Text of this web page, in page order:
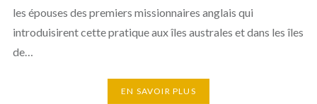
les épouses des premiers missionnaires anglais qui
introduisirent cette pratique aux îles australes et dans les îles
de…
EN SAVOIR PLUS